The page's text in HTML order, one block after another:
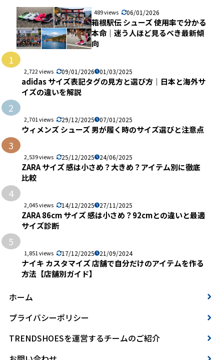
489 views 06/01/2026
箱根駅伝 シューズ 使用率で分かる
本命｜迷う人ほど見るべき最新傾
向
1
2,722 views 09/01/2026 01/03/2025
adidas サイズ表記タグの見方と選び方｜日本と海外サ
イズの違いを解説
2
2,701 views 29/12/2025 07/01/2025
ウィメンズ シューズ 男が履く時のサイズ選びと注意点
3
2,539 views 25/12/2025 24/06/2025
ZARA サイズ 感は小さめ？大きめ？アイテム別に徹底
比較
4
2,045 views 14/12/2025 27/11/2025
ZARA 86cm サイズ 感は小さめ？92cmとの違いと最適
サイズ診断
5
1,851 views 17/12/2025 21/09/2024
ナイキ カスタマイズ 店舗で自分だけのアイテムを作る
方法【店舗別ガイド】
ホーム
プライバシーポリシー
TRENDSHOESを運営するチームのご紹介